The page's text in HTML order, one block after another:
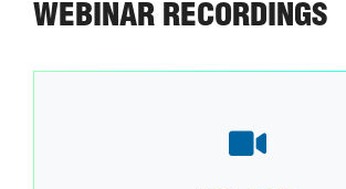
WEBINAR RECORDINGS